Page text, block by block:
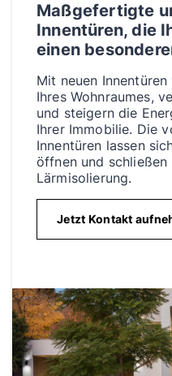
Maßgefertigte
Innentüren, die
einen
Mit neuen
Ihres Wohnraumes,
und steigern die
Ihrer Immobilie. Die
Innentüren lassen
öffnen und
Lärmisolierung.
Jetzt Kontakt